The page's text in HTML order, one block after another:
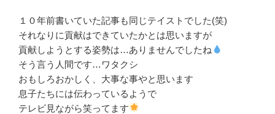
１０年前書いていた記事も同じテイストでした(笑)
それなりに貢献はできていたかとは思いますが
貢献しようとする姿勢は…ありませんでしたね
そう言う人間です…ワタクシ
おもしろおかしく、大事な事やと思います
息子たちには伝わっているようで
テレビ見ながら笑ってます